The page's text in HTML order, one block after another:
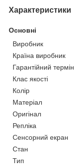
Характеристики
Основні
Виробник
Країна виробник
Гарантійний термін
Клас якості
Колір
Матеріал
Оригінал
Репліка
Сенсорний екран
Стан
Тип